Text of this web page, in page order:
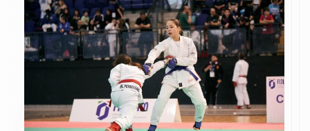
Archivio eventi
Dove siamo
Media
Partners
Trasparenza
Judo
La disciplina
News
Attività Didattica